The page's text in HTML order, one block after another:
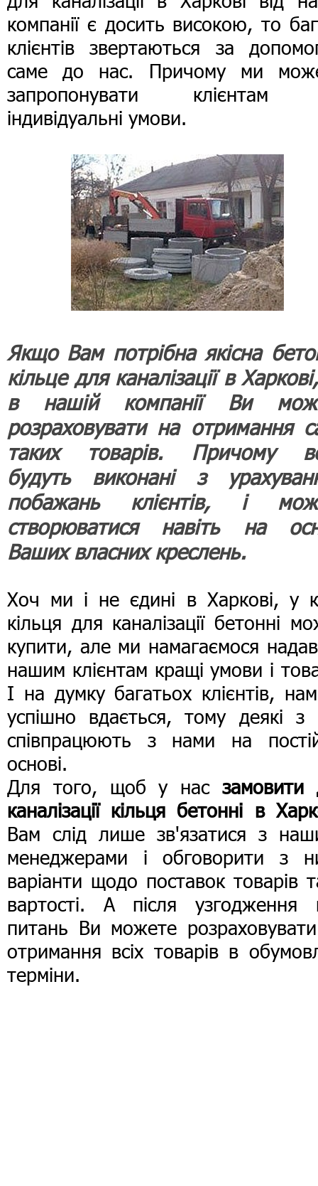
компанії є досить високою, то
клієнтів звертаються за
саме до нас. Причому ми
запропонувати клієнтам
індивідуальні умови.
Якщо Вам потрібна якісна
кільце для каналізації в
в нашій компанії Ви
розраховувати на отримання
таких товарів. Причому
будуть виконані з
побажань клієнтів, і
створюватися навіть на
Ваших власних креслень.
Хоч ми і не єдині в Харкові, у
кільця для каналізації бетонні
купити, але ми намагаємося
нашим клієнтам кращі умови і
І на думку багатьох клієнтів,
успішно вдається, тому деякі з
співпрацюють з нами на
основі.
Для того, щоб у насзамовити
каналізації кільця бетонні в
Вам слід лише зв'язатися з
менеджерами і обговорити з
варіанти щодо поставок товарів
вартості. А після узгодження
питань Ви можете
отримання всіх товарів в
терміни.